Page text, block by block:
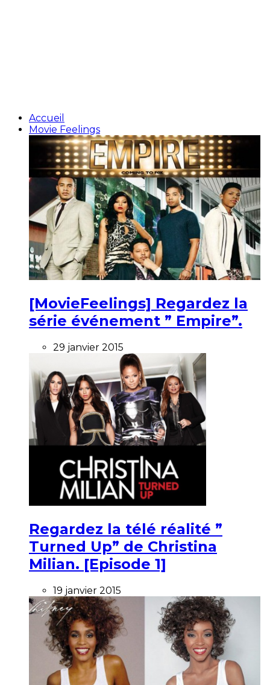
Accueil
Movie Feelings
[MovieFeelings] Regardez la
série événement ” Empire”.
29 janvier 2015
Regardez la télé réalité ”
Turned Up” de Christina
Milian. [Episode 1]
19 janvier 2015